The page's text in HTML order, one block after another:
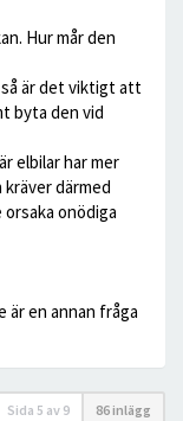
Hur mår den
så är det viktigt att
byta den vid
elbilar har mer
kräver därmed
onödiga
är en annan fråga
Sida 5 av 9 86 inlägg